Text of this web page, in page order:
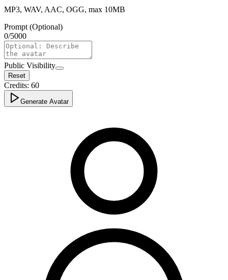
MP3, WAV, AAC, OGG, max 10MB
Prompt (Optional)
0/5000
Public Visibility
Reset
Credits: 60
Generate Avatar